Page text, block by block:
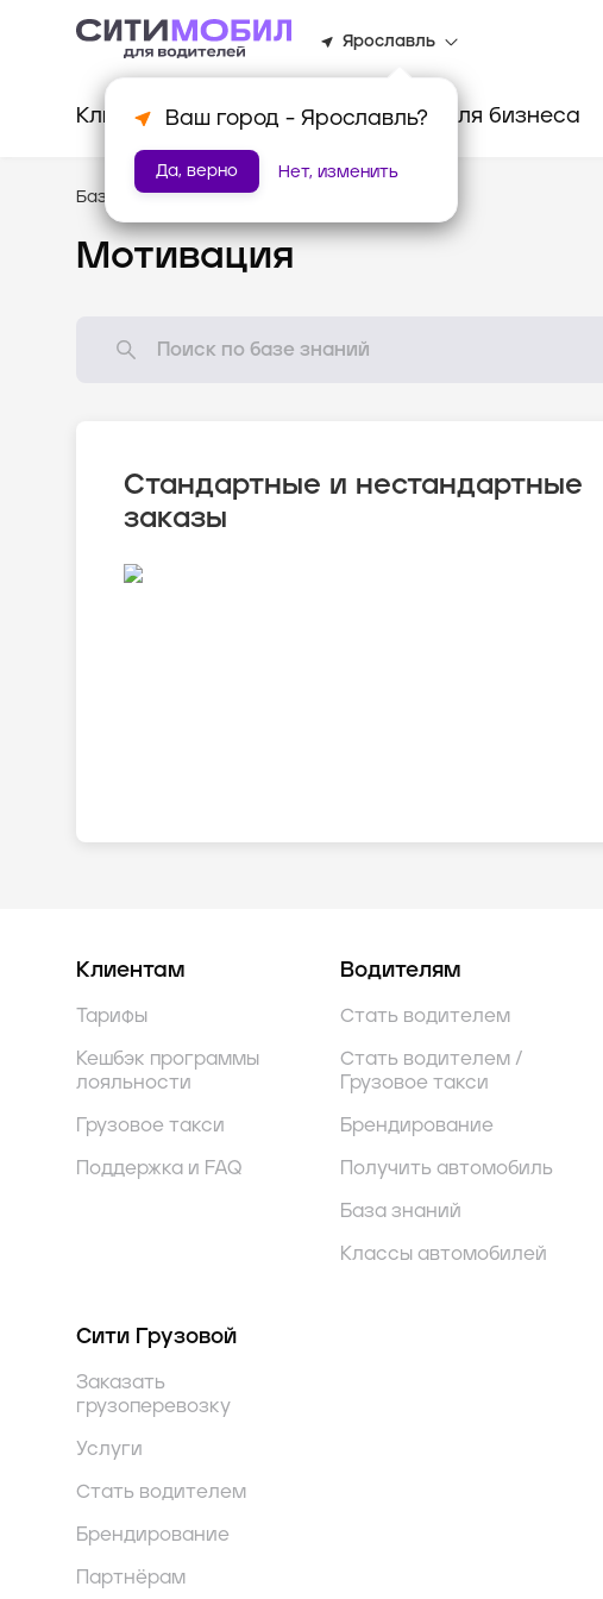
Ярославль
Ваш город - Ярославль?
Да, верно Нет, изменить
Клиентам Водителям Для бизнеса
База знаний /Как всё устроено?
Мотивация
Стандартные и нестандартные
заказы
Клиентам
Тарифы
Кешбэк программы
лояльности
Грузовое такси
Поддержка и FAQ
Водителям
Стать водителем
Стать водителем /
Грузовое такси
Брендирование
Получить автомобиль
База знаний
Классы автомобилей
Сити Грузовой
Заказать
грузоперевозку
Услуги
Стать водителем
Брендирование
Партнёрам